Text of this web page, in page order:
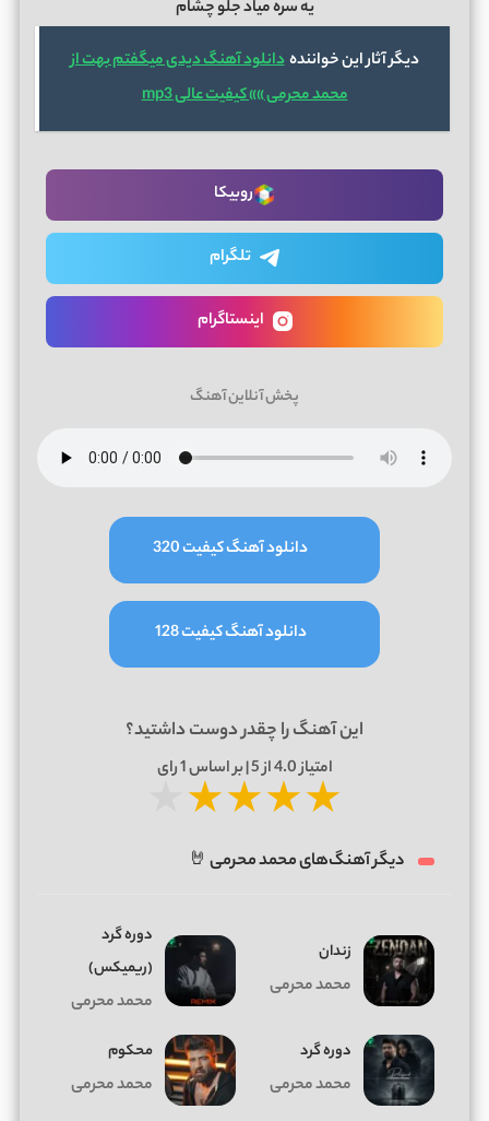
یه سره میاد جلو چشام
دیگر آثار این خوانندهدانلود آهنگ دیدی میگفتم بهت از
محمد محرمی »» کیفیت عالی mp3
روبیکا
تلگرام
اینستاگرام
پخش آنلاین آهنگ
دانلود آهنگ کیفیت 320
دانلود آهنگ کیفیت 128
این آهنگ را چقدر دوست داشتید؟
امتیاز4.0از 5 | بر اساس 1رای
★★★★
دیگر آهنگ‌های محمد محرمی 🤘
زندان
محمد محرمی
دوره گرد
(ریمیکس)
محمد محرمی
دوره گرد
محمد محرمی
محکوم
محمد محرمی